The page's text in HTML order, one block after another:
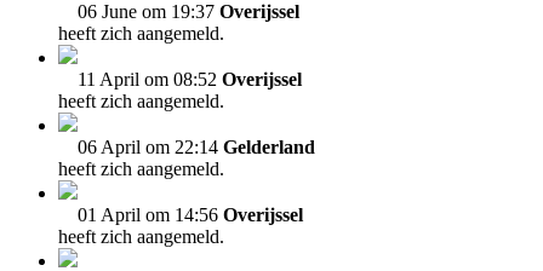
06 June om 19:37 Overijssel
heeft zich aangemeld.
11 April om 08:52 Overijssel
heeft zich aangemeld.
06 April om 22:14 Gelderland
heeft zich aangemeld.
01 April om 14:56 Overijssel
heeft zich aangemeld.